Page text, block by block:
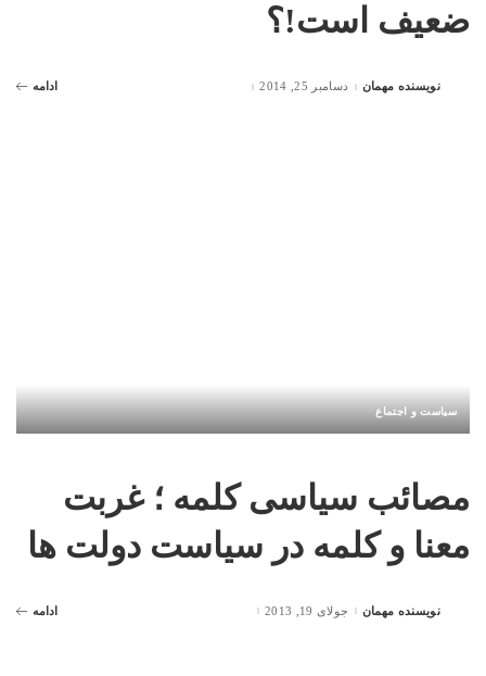
ضعیف است!؟
Postedنویسنده مهمان دسامبر 25, 2014 ادامه
سیاست و اجتماع
مصائب سیاسی کلمه ؛ غربت
معنا و کلمه در سیاست دولت ها
Postedنویسنده مهمان جولای 19, 2013 ادامه